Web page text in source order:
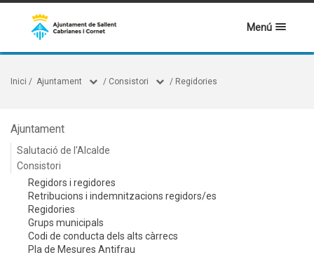
Menú
Inici / Ajuntament / Consistori / Regidories
Ajuntament
Salutació de l'Alcalde
Consistori
Regidors i regidores
Retribucions i indemnitzacions regidors/es
Regidories
Grups municipals
Codi de conducta dels alts càrrecs
Pla de Mesures Antifrau